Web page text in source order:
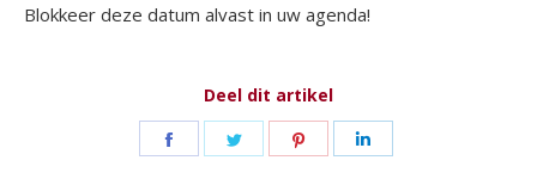
Blokkeer deze datum alvast in uw agenda!
Deel dit artikel